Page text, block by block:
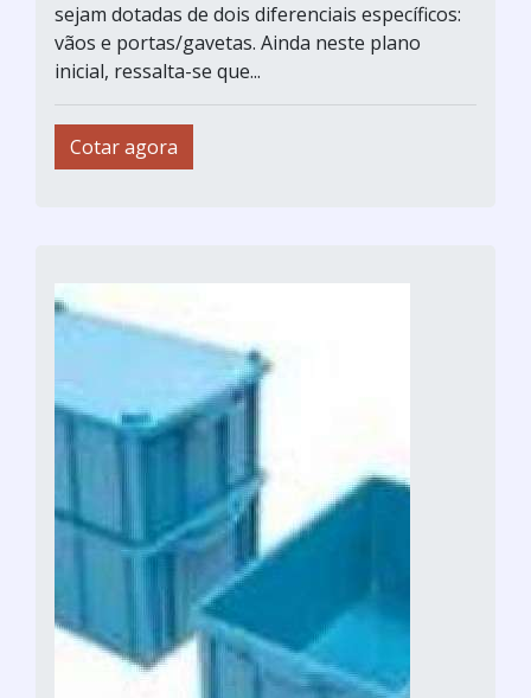
sejam dotadas de dois diferenciais específicos:
vãos e portas/gavetas. Ainda neste plano
inicial, ressalta-se que...
Cotar agora